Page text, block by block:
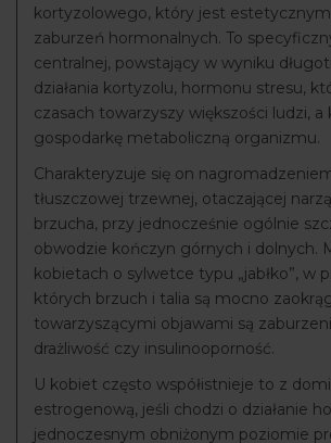
kortyzolowego, który jest estetycznym
zaburzeń hormonalnych. To
centralnej, powstający w wyniku
działania kortyzolu, hormonu stresu,
czasach towarzyszy większości ludzi, a
gospodarkę metaboliczną organizmu.
Charakteryzuje się on
tłuszczowej trzewnej, otaczającej
brzucha, przy jednocześnie ogólnie
obwodzie kończyn górnych i dolnych.
kobietach o sylwetce typu „jabłko”, w
których brzuch i talia są mocno
towarzyszącymi objawami są
drażliwość czy insulinooporność.
U kobiet często współistnieje to z
estrogenową, jeśli chodzi o działanie
jednoczesnym obniżonym poziomie